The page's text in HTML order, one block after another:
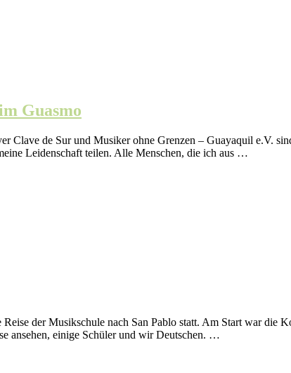
Guasmo
Clave de Sur und Musiker ohne Grenzen – Guayaquil e.V.
Leidenschaft teilen. Alle Menschen, die ich aus …
der Musikschule nach San Pablo statt. Am Start war die
ansehen, einige Schüler und wir Deutschen. …